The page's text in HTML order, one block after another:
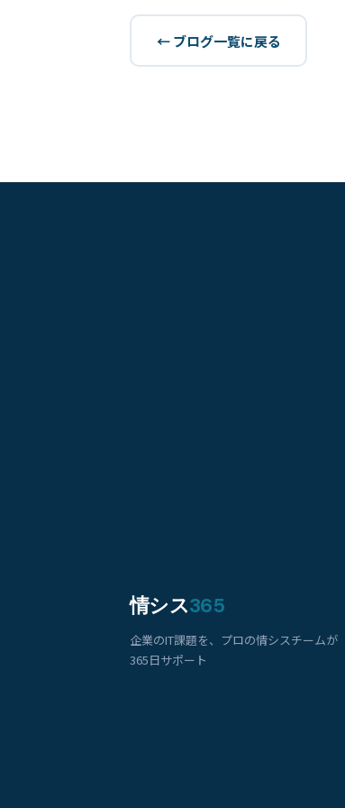
← ブログ一覧に戻る
情シス365
企業のIT課題を、プロの情シスチームが
365日サポート